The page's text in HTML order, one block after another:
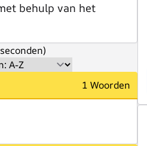
behulp van het
1 Woorden